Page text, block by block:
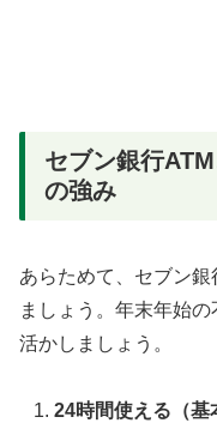
セブン銀行
の強み
あらためて、セブン
ましょう。年末年始
活かしましょう。
24時間使える（基